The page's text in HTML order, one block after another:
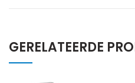
GERELATEERDE